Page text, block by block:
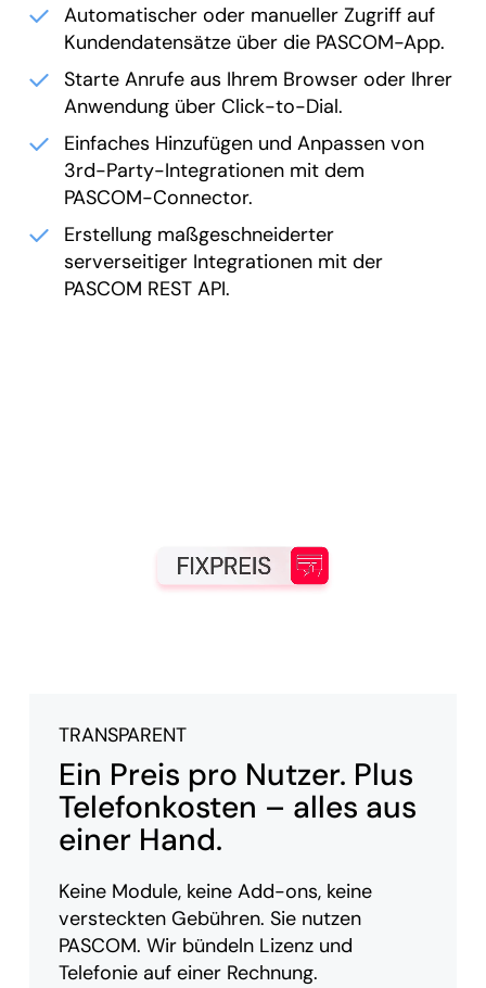
Automatischer oder manueller Zugriff auf
Kundendatensätze über die PASCOM-App.
Starte Anrufe aus Ihrem Browser oder Ihrer
Anwendung über Click-to-Dial.
Einfaches Hinzufügen und Anpassen von
3rd-Party-Integrationen mit dem
PASCOM-Connector.
Erstellung maßgeschneiderter
serverseitiger Integrationen mit der
PASCOM REST API.
TRANSPARENT
Ein Preis pro Nutzer. Plus
Telefonkosten – alles aus
einer Hand.
Keine Module, keine Add-ons, keine
versteckten Gebühren. Sie nutzen
PASCOM. Wir bündeln Lizenz und
Telefonie auf einer Rechnung.